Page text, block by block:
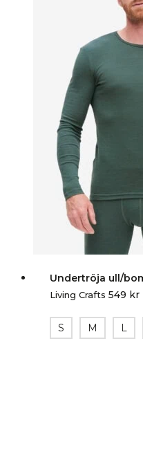
Undertröja ull/
Living Crafts 549 kr
S M L